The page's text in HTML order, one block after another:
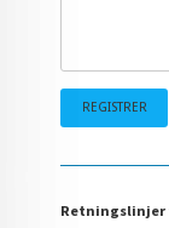
Retningslinjer